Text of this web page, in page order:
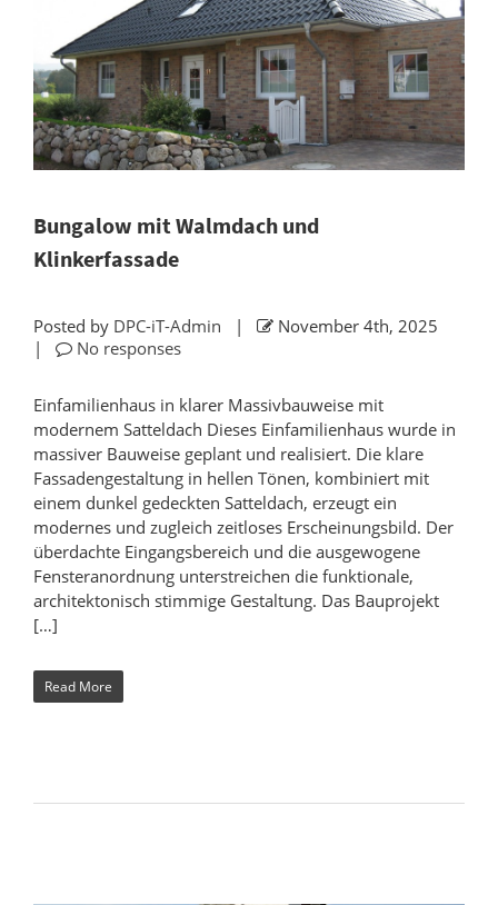
Bungalow mit Walmdach und
Klinkerfassade
Posted by DPC-iT-Admin |
November 4th, 2025
|
No responses
Einfamilienhaus in klarer Massivbauweise mit
modernem Satteldach Dieses Einfamilienhaus wurde in
massiver Bauweise geplant und realisiert. Die klare
Fassadengestaltung in hellen Tönen, kombiniert mit
einem dunkel gedeckten Satteldach, erzeugt ein
modernes und zugleich zeitloses Erscheinungsbild. Der
überdachte Eingangsbereich und die ausgewogene
Fensteranordnung unterstreichen die funktionale,
architektonisch stimmige Gestaltung. Das Bauprojekt
[…]
Read More